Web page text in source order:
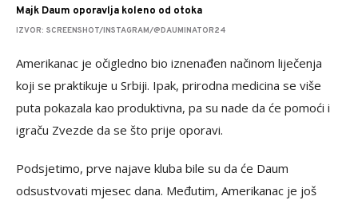
Majk Daum oporavlja koleno od otoka
IZVOR: SCREENSHOT/INSTAGRAM/@DAUMINATOR24
Amerikanac je očigledno bio iznenađen načinom liječenja
koji se praktikuje u Srbiji. Ipak, prirodna medicina se više
puta pokazala kao produktivna, pa su nade da će pomoći i
igraču Zvezde da se što prije oporavi.
Podsjetimo, prve najave kluba bile su da će Daum
odsustvovati mjesec dana. Međutim, Amerikanac je još